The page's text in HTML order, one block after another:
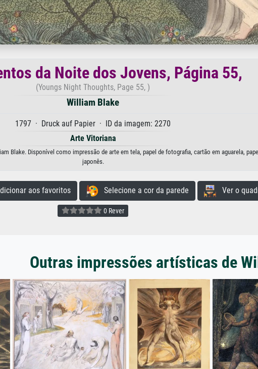
da Noite dos Jovens, Página 55,
(Youngs Night Thoughts, Page 55, )
William Blake
1797 · Druck auf Papier · ID da imagem: 2270
Arte Vitoriana
Blake. Disponível como impressão de arte em tela, papel de fotografia, cartão em aguarela,
japonês.
aos favoritos Selecione a cor da parede Ver o
0 Rever
Outras impressões artísticas de